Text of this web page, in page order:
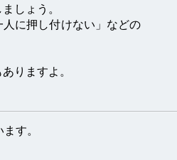
しょう。
人に押し付けない」などの
りますよ。
す。